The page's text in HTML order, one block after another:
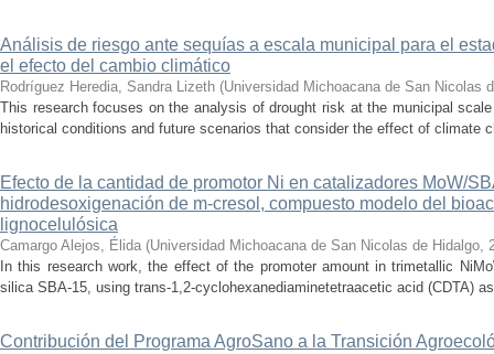
Análisis de riesgo ante sequías a escala municipal para el
el efecto del cambio climático
Rodríguez Heredia, Sandra Lizeth (Universidad Michoacana de San Nicolas
This research focuses on the analysis of drought risk at the municipal
historical conditions and future scenarios that consider the effect of climate
Efecto de la cantidad de promotor Ni en catalizadores MoW/
hidrodesoxigenación de m-cresol, compuesto modelo del
lignocelulósica
Camargo Alejos, Élida (Universidad Michoacana de San Nicolas de Hidalgo,
In this research work, the effect of the promoter amount in trimetallic
silica SBA-15, using trans-1,2-cyclohexanediaminetetraacetic acid (CDTA)
Contribución del Programa AgroSano a la Transición